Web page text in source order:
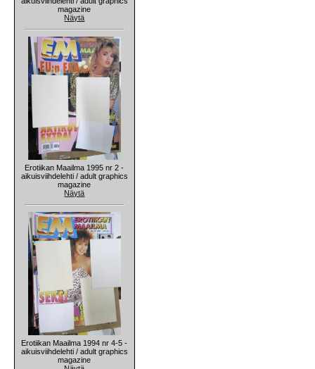
magazine
Näytä
Erotiikan Maailma 1995 nr 2 -
aikuisviihdelehti / adult graphics
magazine
Näytä
Erotiikan Maailma 1994 nr 4-5 -
aikuisviihdelehti / adult graphics
magazine